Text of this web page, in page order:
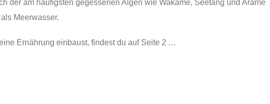
der am häufigsten gegessenen Algen wie Wakame, Seetang und Arame
Meerwasser.
Ernährung einbaust, findest du auf Seite 2 …